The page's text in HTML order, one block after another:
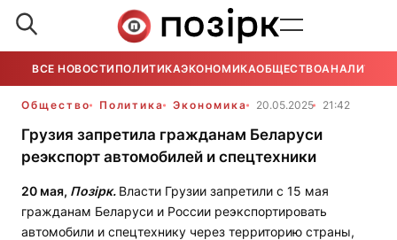
ВСЕ НОВОСТИ ПОЛИТИКАЭКОНОМИКАОБЩЕСТВОАНАЛИТИКА
Общество Политика Экономика 20.05.2025 21:42
Грузия запретила гражданам Беларуси
реэкспорт автомобилей и спецтехники
20 мая, Позірк. Власти Грузии запретили с 15 мая
гражданам Беларуси и России реэкспортировать
автомобили и спецтехнику через территорию страны,